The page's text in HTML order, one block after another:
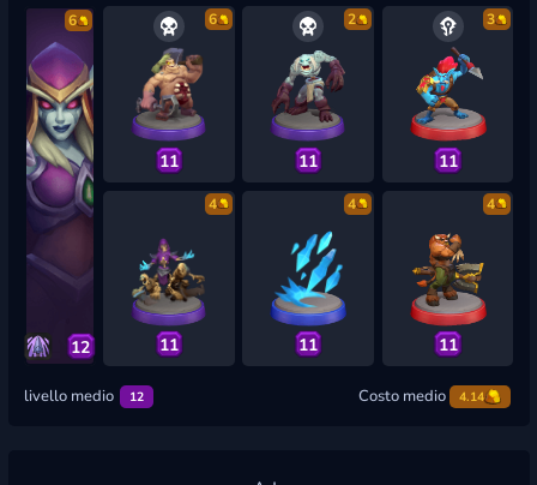
6
12
6
11
2
11
3
11
4
11
4
11
4
11
livello medio 12 Costo medio 4.14